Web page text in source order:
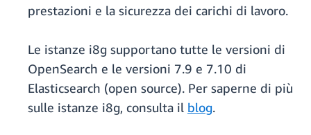
prestazioni e la sicurezza dei carichi di lavoro.
Le istanze i8g supportano tutte le versioni di
OpenSearch e le versioni 7.9 e 7.10 di
Elasticsearch (open source). Per saperne di più
sulle istanze i8g, consulta il blog.